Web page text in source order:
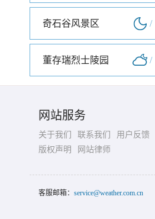
奇石谷风景区 /
董存瑞烈士陵园 /
网站服务
关于我们 联系我们
用户反馈
版权声明
网站律师
客服邮箱： service@weather.com.cn